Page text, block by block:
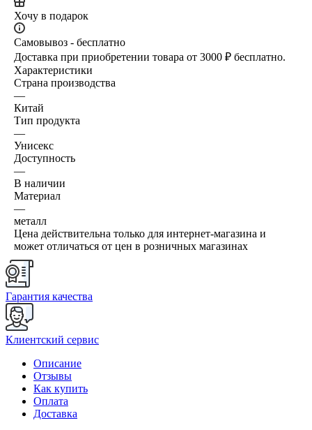
Хочу в подарок
Самовывоз - бесплатно
Доставка при приобретении товара от 3000 ₽ бесплатно.
Характеристики
Страна производства
—
Китай
Тип продукта
—
Унисекс
Доступность
—
В наличии
Материал
—
металл
Цена действительна только для интернет-магазина и
может отличаться от цен в розничных магазинах
Гарантия качества
Клиентский сервис
Описание
Отзывы
Как купить
Оплата
Доставка